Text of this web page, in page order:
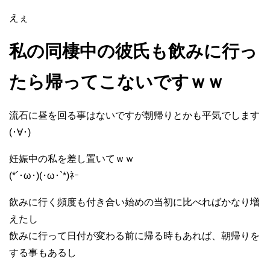
えぇ
私の同棲中の彼氏も飲みに行っ
たら帰ってこないですｗｗ
流石に昼を回る事はないですが朝帰りとかも平気でします
(･∀･)
妊娠中の私を差し置いてｗｗ
(*´･ω･)(･ω･`*)ﾈｰ
飲みに行く頻度も付き合い始めの当初に比べればかなり増
えたし
飲みに行って日付が変わる前に帰る時もあれば、朝帰りを
する事もあるし